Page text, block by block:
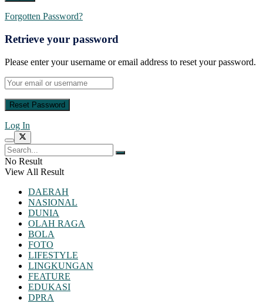
Forgotten Password?
Retrieve your password
Please enter your username or email address to reset your password.
Log In
No Result
View All Result
DAERAH
NASIONAL
DUNIA
OLAH RAGA
BOLA
FOTO
LIFESTYLE
LINGKUNGAN
FEATURE
EDUKASI
DPRA